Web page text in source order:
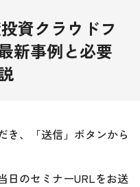
資クラウドフ
新事例と必要
き、「送信」ボタンから
日のセミナーURLをお送